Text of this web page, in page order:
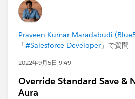
Praveen Kumar Maradabudi
「#Salesforce Developer 」で質問
2022年9月5日 9:49
Override Standard Save &
Aura